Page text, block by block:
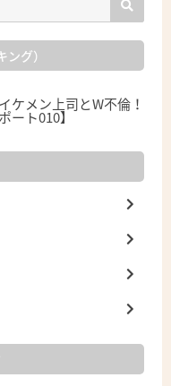
グ）
ケメン上司とW不倫！
ト010】